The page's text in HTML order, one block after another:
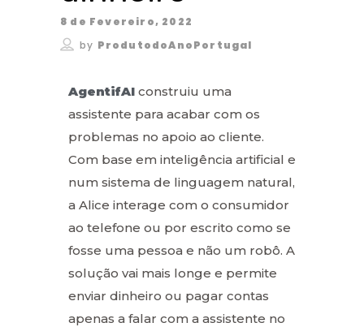
8 de Fevereiro, 2022
by ProdutodoAnoPortugal
AgentifAI construiu uma
assistente para acabar com os
problemas no apoio ao cliente.
Com base em inteligência artificial e
num sistema de linguagem natural,
a Alice interage com o consumidor
ao telefone ou por escrito como se
fosse uma pessoa e não um robô. A
solução vai mais longe e permite
enviar dinheiro ou pagar contas
apenas a falar com a assistente no